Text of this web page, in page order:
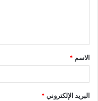
ق
*
الاسم *
البريد الإلكتروني*